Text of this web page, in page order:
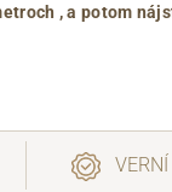
, a potom